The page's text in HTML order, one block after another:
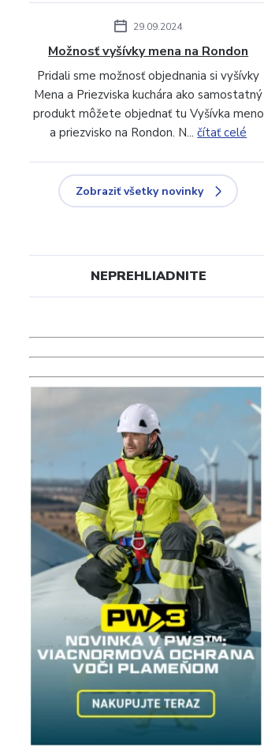
29.09.2024
Možnosť vyšívky mena na Rondon
Pridali sme možnosť objednania si vyšívky
Mena a Priezviska kuchára ako samostatný
produkt môžete objednať tu Vyšívka meno
a priezvisko na Rondon. N...čítať celé
Zobraziť všetky novinky
NEPREHLIADNITE